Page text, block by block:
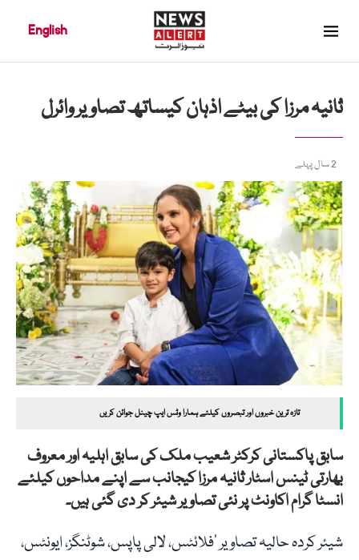
English
ثانیہ مرزا کی بیٹے اذہان کیساتھ تصاویر وائرل
2 سال پہلے
تازہ ترین خبروں اور تبصروں کیلئے ہمارا وٹس ایپ چینل جوائن کریں
سابق پاکستانی کرکٹر شعیب ملک کی سابق اہلیہ اور معروف
بھارتی ٹینس اسٹار ثانیہ مرزا کیجانب سے اپنے مداحوں کیلئے
انسٹا گرام اکاونٹ پر نئی تصاویر شیئر کر دی گئی ہیں۔
شیئر کردہ حالیہ تصاویر ’فلائٹس، لالی پاپس، شوٹنگز، ایونٹس،